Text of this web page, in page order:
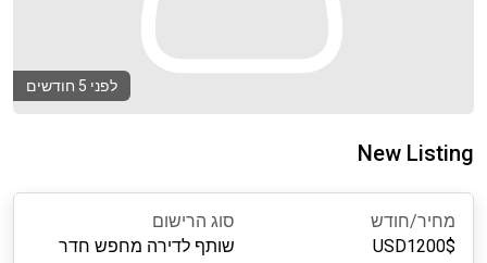
לפני 5 חודשים
New Listing
מחיר/חודש
$
1200
USD
סוג הרישום
שותף לדירה מחפש חדר